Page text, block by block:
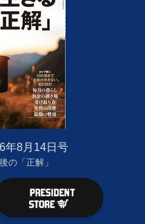
年8月14日号
の「正解」